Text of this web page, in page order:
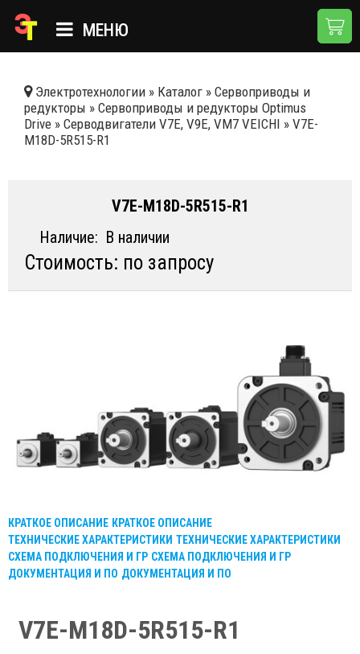
МЕНЮ
КАТАЛОГ
О КОМПАНИИ
НОВОСТИ
ДОСТАВКА И ОПЛАТА
Электротехнологии » Каталог » Сервоприводы и
редукторы » Сервоприводы и редукторы Optimus
Drive » Серводвигатели V7E, V9E, VM7 VEICHI » V7E-
M18D-5R515-R1
V7E-M18D-5R515-R1
Наличие: В наличии
Стоимость: по запросу
КРАТКОЕ ОПИСАНИЕ КРАТКОЕ ОПИСАНИЕ
ТЕХНИЧЕСКИЕ ХАРАКТЕРИСТИКИ ТЕХНИЧЕСКИЕ ХАРАКТЕРИСТИКИ
СХЕМА ПОДКЛЮЧЕНИЯ И ГР СХЕМА ПОДКЛЮЧЕНИЯ И ГР
ДОКУМЕНТАЦИЯ И ПО ДОКУМЕНТАЦИЯ И ПО
V7E-M18D-5R515-R1